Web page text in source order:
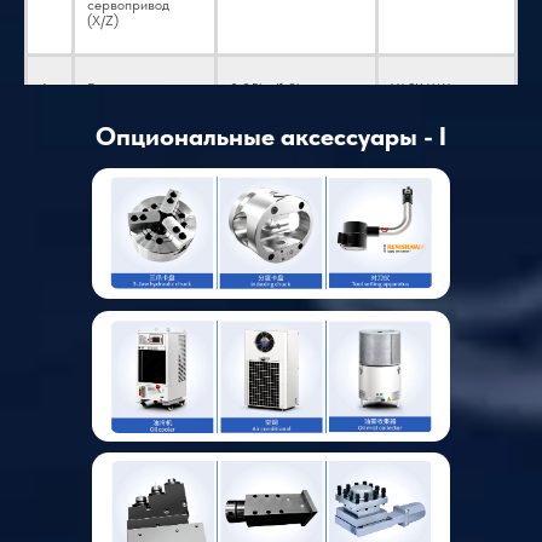
сервопривод
(X/Z)
6
Блок осевого
0.85kw/1.3kw YASKAWA
Двигатель
головки
(Дополнительно: 1
комплект силовой
головки)
Заводская
индивидуальная
настройка
Револьверная
головка
(Дополнительно,
перед выбором
опций
проконсультируйтесь
с инженером)
Optional SWIFT
Трехцветный
звуковой сигнал
тревоги
Заводская
индивидуальная
настройка
Патрон (Дополнительно)
Опциональные аксессуары - I